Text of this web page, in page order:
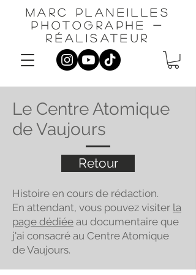
Marc planeilles
photographe -
réalisateur
Le Centre Atomique
de Vaujours
Retour
Histoire en cours de rédaction.
En attendant, vous pouvez visiter la
page dédiée au documentaire que
j'ai consacré au Centre Atomique
de Vaujours.